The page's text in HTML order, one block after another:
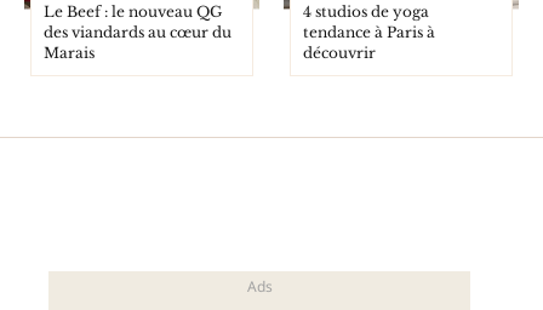
Le Beef : le nouveau QG
des viandards au cœur du
Marais
4 studios de yoga
tendance à Paris à
découvrir